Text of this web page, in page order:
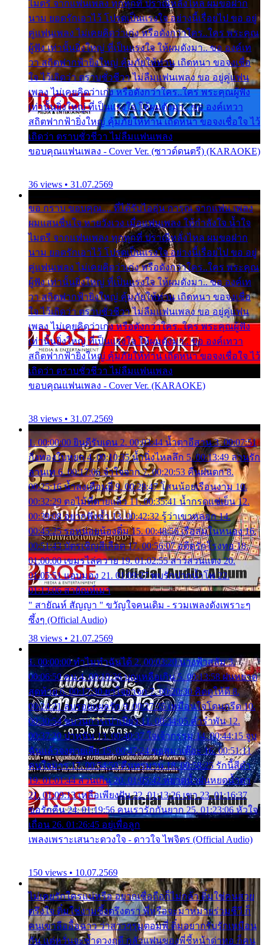
ไมตรี จากแฟนเพลง ทุกทุกที่ ปราณีหลั่งไหล ผมขอฝาก
นาม ยอดรักเอาไว้ โปรดเป็นแรงใจ อย่างนี้เรื่อยไป ขอ อยู่
คู่แฟนเพลง ไม่เคยคิดว่าเก่ง หรือดังกว่าใคร..ใคร พระคุณ
ผู้ฟัง เท่านั้นยิ่งใหญ่ ที่เป็นแรงใจ ให้ผมดังมา.. ขอ องค์เท
วา สถิตฟากฟ้ายิ่งใหญ่ คุ้มภัยให้ท่าน เถิดหนา ขอจงเชื่อ
ใจ ไว้เถิดว่า ตราบชั่วชีวา ไม่ลืมแฟนเพลง ขอ อยู่คู่แฟน
เพลง ไม่เคยคิดว่าเก่ง หรือดังกว่าใคร..ใคร พระคุณผู้ฟัง
เท่านั้นยิ่งใหญ่ ที่เป็นแรงใจ ให้ผมดังมา.. ขอ องค์เทวา
สถิตฟากฟ้ายิ่งใหญ่ คุ้มภัยให้ท่าน เถิดหนา ขอจงเชื่อใจ ไว้
เถิดว่า ตราบชั่วชีวา ไม่ลืมแฟนเพลง
ขอบคุณแฟนเพลง - Cover Ver. (ซาวด์ดนตรี) (KARAOKE)
36 views • 31.07.2569
ขอ กราบ ขอบคุณ.... ที่ได้รับไออุ่น การุณ จากแฟน เพลง
ผมแสนชื่นใจ หายวังเวง เมื่อแฟนเพลง ให้กำลังใจ น้ำใจ
ไมตรี จากแฟนเพลง ทุกทุกที่ ปราณีหลั่งไหล ผมขอฝาก
นาม ยอดรักเอาไว้ โปรดเป็นแรงใจ อย่างนี้เรื่อยไป ขอ อยู่
คู่แฟนเพลง ไม่เคยคิดว่าเก่ง หรือดังกว่าใคร..ใคร พระคุณ
ผู้ฟัง เท่านั้นยิ่งใหญ่ ที่เป็นแรงใจ ให้ผมดังมา.. ขอ องค์เท
วา สถิตฟากฟ้ายิ่งใหญ่ คุ้มภัยให้ท่าน เถิดหนา ขอจงเชื่อ
ใจ ไว้เถิดว่า ตราบชั่วชีวา ไม่ลืมแฟนเพลง ขอ อยู่คู่แฟน
เพลง ไม่เคยคิดว่าเก่ง หรือดังกว่าใคร..ใคร พระคุณผู้ฟัง
เท่านั้นยิ่งใหญ่ ที่เป็นแรงใจ ให้ผมดังมา.. ขอ องค์เทวา
สถิตฟากฟ้ายิ่งใหญ่ คุ้มภัยให้ท่าน เถิดหนา ขอจงเชื่อใจ ไว้
เถิดว่า ตราบชั่วชีวา ไม่ลืมแฟนเพลง
ขอบคุณแฟนเพลง - Cover Ver. (KARAOKE)
38 views • 31.07.2569
1. 00:00:00 ยินดีรับเดน 2. 00:03:44 น้ำตาอีสาน 3. 00:07:51
กิ่งทองใบหยก 4. 00:10:35 น้ำนิ่งไหลลึก 5. 00:13:49 ลานรัก
ลานเท 6. 00:17:06 จำใจจาก 7. 00:20:53 คืนฝนตก 8.
00:25:16 น้ำลงเดือนยี่ 9. 00:28:47 โสนน้อยเรือนงาม 10.
00:32:29 ตอไม้ที่ตายแล้ว 11. 00:35:41 น้ำกรดแช่เย็น 12.
00:39:08 อยากฟังซ้ำ 13. 00:42:32 รู้ว่าเขาหลอก 14.
00:45:25 รอหน่อยน้องติ๋ม 15. 00:48:56 เรือล่มในหนอง 16.
00:51:43 บัตรเชิญสีเลือด 17. 00:56:07 อดีตรักโรงทอ 18.
01:00:00 เขมรไล่ควาย 19. 01:02:55 สาวสวนแตง 20.
01:05:51 แอบมอง 21. 01:09:27 พบรักปากน้ำโพ 22.
01:13:06 สายัณห์เมา
" สายัณห์ สัญญา " ขวัญใจคนเดิม - รวมเพลงดังเพราะๆ
ซึ้งๆ (Official Audio)
38 views • 21.07.2569
1. 00:00:00 ทำไมทำฉันได้ 2. 00:03:20 นางฟ้าสลัม 3.
00:06:50 คน 4. 00:10:36 บุญเหลือเกิน 5. 00:13:58 ฝนหยาด
สุดท้าย 6. 00:17:30 ยาใจยาจก 7. 00:20:30 คิดดูให้ดี 8.
00:24:21 ลบรอยแผลรัก 9. 00:27:35 เหมือนใจโดนกรีด 10.
00:30:54 ขบวนการเปาเปียว 11. 00:34:05 คำรำพัน 12.
00:37:20 ปาหนัน 13. 00:40:37 ใจเจ้ากรรม 14. 00:44:15 จูบ
ฉันแล้วจงตายเสีย 15. 00:47:24 ขอสูมาเต๊อะ 16. 00:51:11
คนใจมาร 17. 00:54:50 คืนทรมาน 18. 00:58:25 รักนี้สีดำ
19. 01:01:44 ส่วนเกิน 20. 01:05:42 หยาดน้ำฝนหยดน้ำตา
21. 01:09:13 เหลือเพียงฝัน 22. 01:13:26 เขา 23. 01:16:37
ขอรักคืน 24. 01:19:56 คนเรารักกันยาก 25. 01:23:06 หัวใจ
เถื่อน 26. 01:26:45 อยู่เพื่อลูก
เพลงเพราะเสนาะดวงใจ - ดาวใจ ไพจิตร (Official Audio)
150 views • 10.07.2569
ไม่เคยรักใครแน่หรือ อยากเชื่อถือก็ไม่กล้า ติ๋มใช่คนสวย
ตรึงใจ ติ๋มใช่งามซึ้งตรึงตรา พี่หรือจะมาหมายร่วมชีวี ก็
คนเขาลืออื้อฉาว ว่าสาวๆรุมตอมพี่ ติ๋มอยากรับรักเหมือน
กัน แต่หวั่นจะช้ำดวงฤดี กลัวแฟนของพี่ชี้หน้าด่าทอ ก็คน